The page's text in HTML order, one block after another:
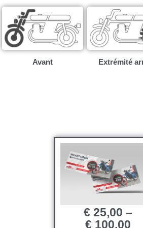
Avant Extrémité
€25,00 –
€100,00